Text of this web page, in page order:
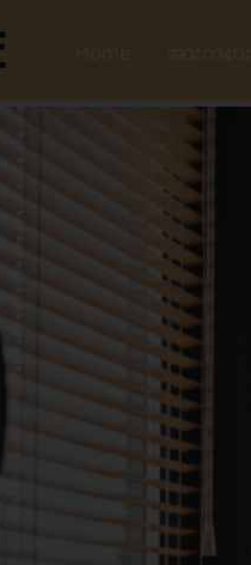
Home အားကစား